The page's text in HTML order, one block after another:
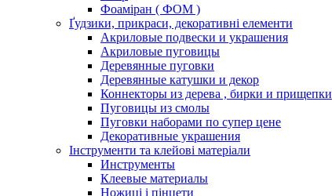
Фоаміран ( ФОМ )
Ґудзики, прикраси, декоративні елементи
Акриловые подвески и украшения
Акриловые пуговицы
Деревянные пуговки
Деревянные катушки и декор
Коннекторы из дерева , бирки и прищепки
Пуговицы из смолы
Пуговки наборами по супер цене
Декоративные украшения
Інструменти та клейові матеріали
Инструменты
Клеевые материалы
Ножиці і пінцети